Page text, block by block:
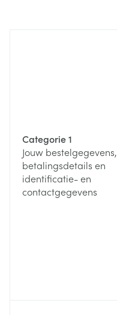
Categorie 1
Jouw bestelgegevens,
betalingsdetails en
identificatie- en
contactgegevens